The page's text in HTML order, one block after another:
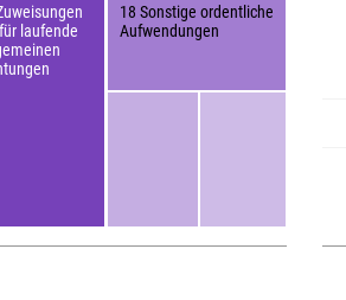
laufende
18 Sonstige ordentliche
Aufwendungen